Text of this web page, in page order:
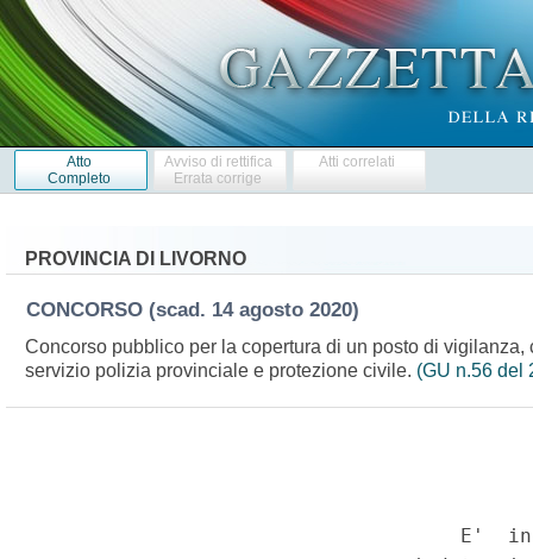
Atto
Completo
Avviso di rettifica
Errata corrige
Atti correlati
PROVINCIA DI LIVORNO
CONCORSO (scad. 14 agosto 2020)
Concorso pubblico per la copertura di un posto di
servizio polizia provinciale e protezione civile. (GU n.56 del